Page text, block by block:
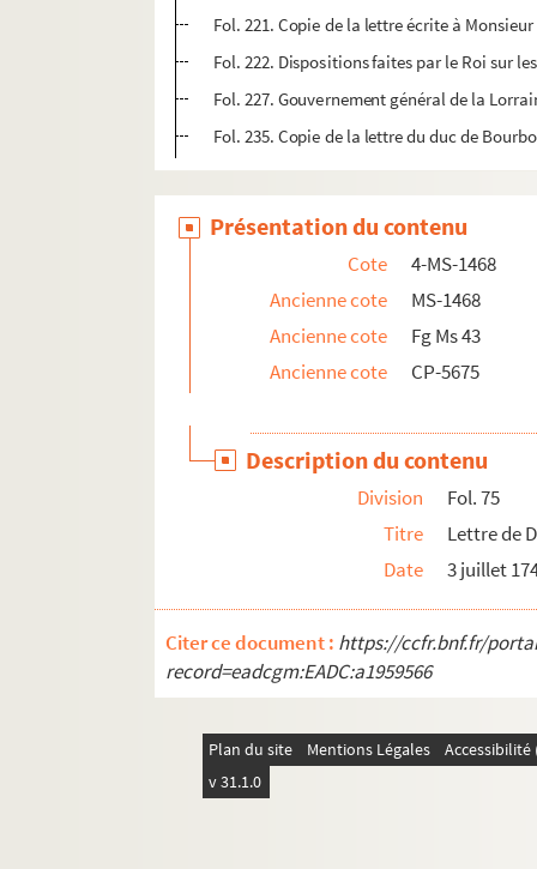
Fol. 221. Copie de la lettre écrite à
Fol. 222. Dispositions faites par le Roi sur
Fol. 227. Gouvernement général de la
Fol. 235. Copie de la lettre du duc de
Présentation du contenu
Cote
4-MS-1468
Ancienne cote
MS-1468
Ancienne cote
Fg Ms 43
Ancienne cote
CP-5675
Description du contenu
Division
Fol. 75
Titre
Lettre de
Date
3 juillet
Citer ce document : https://ccfr.bnf.fr/
record=eadcgm:EADC:a1959566
Plan du site Mentions Légales
v 31.1.0